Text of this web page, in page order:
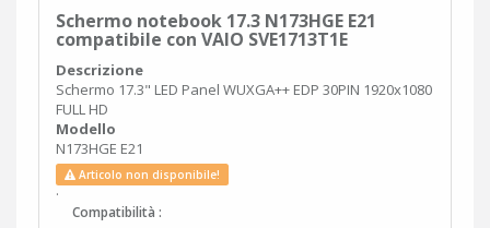
Schermo notebook 17.3 N173HGE E21
compatibile con VAIO SVE1713T1E
Descrizione
Schermo 17.3" LED Panel WUXGA++ EDP 30PIN 1920x1080
FULL HD
Modello
N173HGE E21
Articolo non disponibile!
.
Compatibilità :